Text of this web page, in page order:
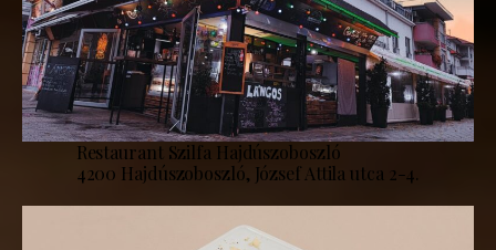
Restaurant Szilfa Hajdúszoboszló
4200 Hajdúszoboszló, József Attila utca 2-4.